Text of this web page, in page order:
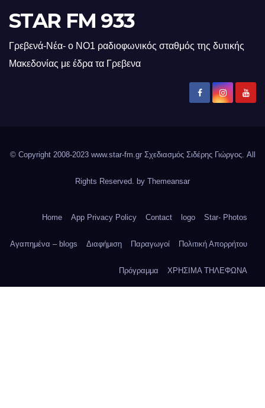
STAR FM 933
Γρεβενά-Νέα- ο ΝΟ1 ραδιοφωνικός σταθμός της δυτικής
Μακεδονίας με έδρα τα Γρεβενα
© Copyright 2008-2023 www.star-fm.gr Σχεδιασμός Σιδέρης Γιώργος. All
Rights Reserved. by Themeansar
Home App Privacy Policy Contact logo Star- Photos
Αγαπημένα – blogs Διαφήμιση Παραγωγοί Πολιτική Απορρήτου
Πρόγραμμα ΧΡΗΣΙΜΑ ΤΗΛΕΦΩΝΑ